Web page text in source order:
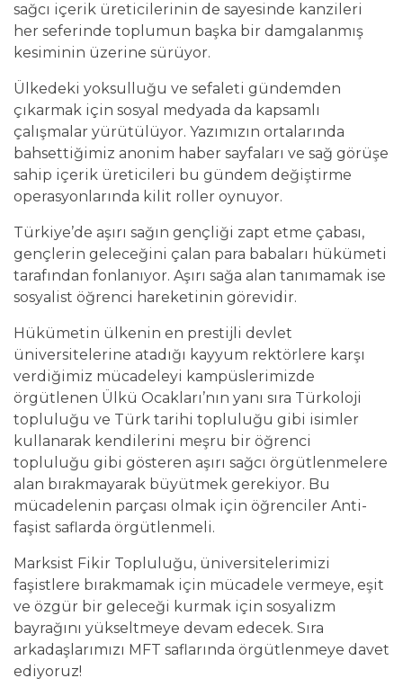
sağcı içerik üreticilerinin de sayesinde kanzileri
her seferinde toplumun başka bir damgalanmış
kesiminin üzerine sürüyor.
Ülkedeki yoksulluğu ve sefaleti gündemden
çıkarmak için sosyal medyada da kapsamlı
çalışmalar yürütülüyor. Yazımızın ortalarında
bahsettiğimiz anonim haber sayfaları ve sağ görüşe
sahip içerik üreticileri bu gündem değiştirme
operasyonlarında kilit roller oynuyor.
Türkiye’de aşırı sağın gençliği zapt etme çabası,
gençlerin geleceğini çalan para babaları hükümeti
tarafından fonlanıyor. Aşırı sağa alan tanımamak ise
sosyalist öğrenci hareketinin görevidir.
Hükümetin ülkenin en prestijli devlet
üniversitelerine atadığı kayyum rektörlere karşı
verdiğimiz mücadeleyi kampüslerimizde
örgütlenen Ülkü Ocakları’nın yanı sıra Türkoloji
topluluğu ve Türk tarihi topluluğu gibi isimler
kullanarak kendilerini meşru bir öğrenci
topluluğu gibi gösteren aşırı sağcı örgütlenmelere
alan bırakmayarak büyütmek gerekiyor. Bu
mücadelenin parçası olmak için öğrenciler Anti-
faşist saflarda örgütlenmeli.
Marksist Fikir Topluluğu, üniversitelerimizi
faşistlere bırakmamak için mücadele vermeye, eşit
ve özgür bir geleceği kurmak için sosyalizm
bayrağını yükseltmeye devam edecek. Sıra
arkadaşlarımızı MFT saflarında örgütlenmeye davet
ediyoruz!